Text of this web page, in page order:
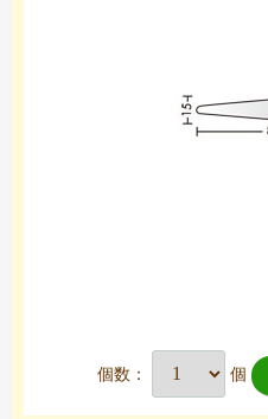
個数： 個